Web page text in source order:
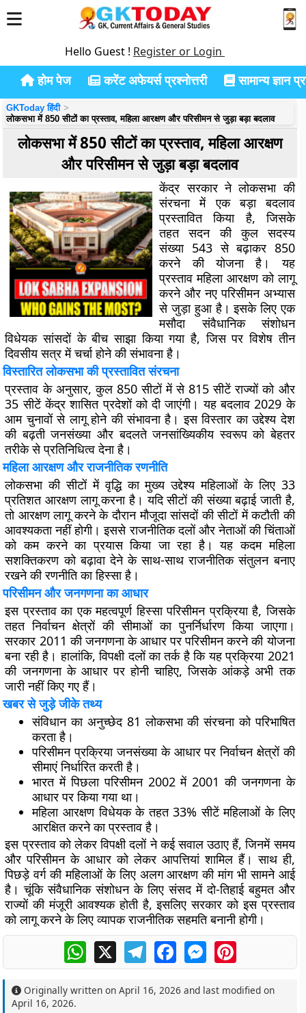
Hello Guest ! Register or Login
होम पेज करेंट अफेयर्स प्रश्नोत्तरी सामान्य ज्ञान
GKToday हिंदी
लोकसभा में 850 सीटों का प्रस्ताव, महिला आरक्षण और परिसीमन से जुड़ा बड़ा बदलाव
लोकसभा में 850 सीटों का प्रस्ताव, महिला आरक्षण
और परिसीमन से जुड़ा बड़ा बदलाव
केंद्र सरकार ने लोकसभा की
संरचना में एक बड़ा बदलाव
प्रस्तावित किया है, जिसके
तहत सदन की कुल सदस्य
संख्या 543 से बढ़ाकर 850
करने की योजना है। यह
प्रस्ताव महिला आरक्षण को लागू
करने और नए परिसीमन अभ्यास
से जुड़ा हुआ है। इसके लिए एक
मसौदा संवैधानिक संशोधन
विधेयक सांसदों के बीच साझा किया गया है, जिस पर विशेष तीन
दिवसीय सत्र में चर्चा होने की संभावना है।
विस्तारित लोकसभा की प्रस्तावित संरचना
प्रस्ताव के अनुसार, कुल 850 सीटों में से 815 सीटें राज्यों को और
35 सीटें केंद्र शासित प्रदेशों को दी जाएंगी। यह बदलाव 2029 के
आम चुनावों से लागू होने की संभावना है। इस विस्तार का उद्देश्य देश
की बढ़ती जनसंख्या और बदलते जनसांख्यिकीय स्वरूप को बेहतर
तरीके से प्रतिनिधित्व देना है।
महिला आरक्षण और राजनीतिक रणनीति
लोकसभा की सीटों में वृद्धि का मुख्य उद्देश्य महिलाओं के लिए 33
प्रतिशत आरक्षण लागू करना है। यदि सीटों की संख्या बढ़ाई जाती है,
तो आरक्षण लागू करने के दौरान मौजूदा सांसदों की सीटों में कटौती की
आवश्यकता नहीं होगी। इससे राजनीतिक दलों और नेताओं की चिंताओं
को कम करने का प्रयास किया जा रहा है। यह कदम महिला
सशक्तिकरण को बढ़ावा देने के साथ-साथ राजनीतिक संतुलन बनाए
रखने की रणनीति का हिस्सा है।
परिसीमन और जनगणना का आधार
इस प्रस्ताव का एक महत्वपूर्ण हिस्सा परिसीमन प्रक्रिया है, जिसके
तहत निर्वाचन क्षेत्रों की सीमाओं का पुनर्निर्धारण किया जाएगा।
सरकार 2011 की जनगणना के आधार पर परिसीमन करने की योजना
बना रही है। हालांकि, विपक्षी दलों का तर्क है कि यह प्रक्रिया 2021
की जनगणना के आधार पर होनी चाहिए, जिसके आंकड़े अभी तक
जारी नहीं किए गए हैं।
खबर से जुड़े जीके तथ्य
संविधान का अनुच्छेद 81 लोकसभा की संरचना को परिभाषित
करता है।
परिसीमन प्रक्रिया जनसंख्या के आधार पर निर्वाचन क्षेत्रों की
सीमाएं निर्धारित करती है।
भारत में पिछला परिसीमन 2002 में 2001 की जनगणना के
आधार पर किया गया था।
महिला आरक्षण विधेयक के तहत 33% सीटें महिलाओं के लिए
आरक्षित करने का प्रस्ताव है।
इस प्रस्ताव को लेकर विपक्षी दलों ने कई सवाल उठाए हैं, जिनमें समय
और परिसीमन के आधार को लेकर आपत्तियां शामिल हैं। साथ ही,
पिछड़े वर्ग की महिलाओं के लिए अलग आरक्षण की मांग भी सामने आई
है। चूंकि संवैधानिक संशोधन के लिए संसद में दो-तिहाई बहुमत और
राज्यों की मंजूरी आवश्यक होती है, इसलिए सरकार को इस प्रस्ताव
को लागू करने के लिए व्यापक राजनीतिक सहमति बनानी होगी।
WhatsApp
X TelegramFacebookMessengerPinterest
Originally written onApril 16, 2026 and last modified on
April 16, 2026.